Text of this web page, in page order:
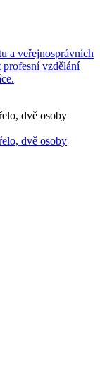
a veřejnosprávních
vzdělání
dvě osoby
dvě osoby